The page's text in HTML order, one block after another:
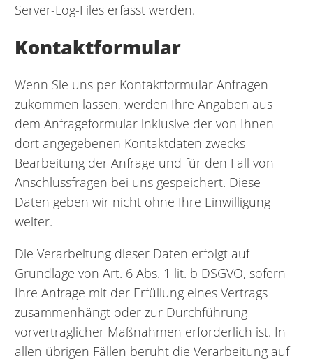
Server-Log-Files erfasst werden.
Kontaktformular
Wenn Sie uns per Kontaktformular Anfragen
zukommen lassen, werden Ihre Angaben aus
dem Anfrageformular inklusive der von Ihnen
dort angegebenen Kontaktdaten zwecks
Bearbeitung der Anfrage und für den Fall von
Anschlussfragen bei uns gespeichert. Diese
Daten geben wir nicht ohne Ihre Einwilligung
weiter.
Die Verarbeitung dieser Daten erfolgt auf
Grundlage von Art. 6 Abs. 1 lit. b DSGVO, sofern
Ihre Anfrage mit der Erfüllung eines Vertrags
zusammenhängt oder zur Durchführung
vorvertraglicher Maßnahmen erforderlich ist. In
allen übrigen Fällen beruht die Verarbeitung auf